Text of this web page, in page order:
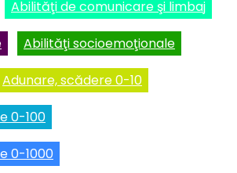
Abilităţi de comunicare şi limbaj
Abilităţi socioemoţionale
Adunare, scădere 0-10
0-100
0-1000